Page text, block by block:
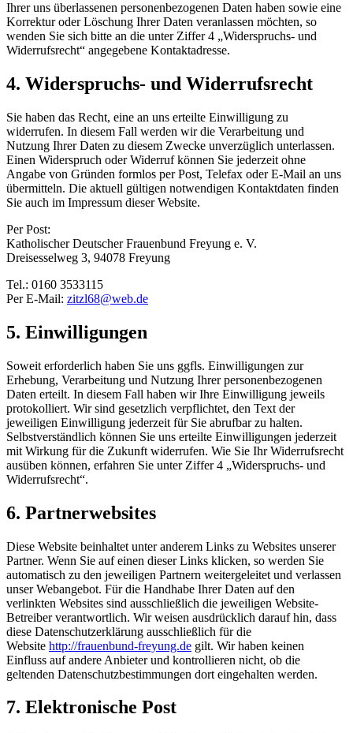
Ihrer uns überlassenen personenbezogenen Daten haben sowie eine
Korrektur oder Löschung Ihrer Daten veranlassen möchten, so
wenden Sie sich bitte an die unter Ziffer 4 „Widerspruchs- und
Widerrufsrecht“ angegebene Kontaktadresse.
4. Widerspruchs- und Widerrufsrecht
Sie haben das Recht, eine an uns erteilte Einwilligung zu
widerrufen. In diesem Fall werden wir die Verarbeitung und
Nutzung Ihrer Daten zu diesem Zwecke unverzüglich unterlassen.
Einen Widerspruch oder Widerruf können Sie jederzeit ohne
Angabe von Gründen formlos per Post, Telefax oder E-Mail an uns
übermitteln. Die aktuell gültigen notwendigen Kontaktdaten finden
Sie auch im Impressum dieser Website.
Per Post:
Katholischer Deutscher Frauenbund Freyung e. V.
Dreisesselweg 3, 94078 Freyung
Tel.: 0160 3533115
Per E-Mail: zitzl68@web.de
5. Einwilligungen
Soweit erforderlich haben Sie uns ggfls. Einwilligungen zur
Erhebung, Verarbeitung und Nutzung Ihrer personenbezogenen
Daten erteilt. In diesem Fall haben wir Ihre Einwilligung jeweils
protokolliert. Wir sind gesetzlich verpflichtet, den Text der
jeweiligen Einwilligung jederzeit für Sie abrufbar zu halten.
Selbstverständlich können Sie uns erteilte Einwilligungen jederzeit
mit Wirkung für die Zukunft widerrufen. Wie Sie Ihr Widerrufsrecht
ausüben können, erfahren Sie unter Ziffer 4 „Widerspruchs- und
Widerrufsrecht“.
6. Partnerwebsites
Diese Website beinhaltet unter anderem Links zu Websites unserer
Partner. Wenn Sie auf einen dieser Links klicken, so werden Sie
automatisch zu den jeweiligen Partnern weitergeleitet und verlassen
unser Webangebot. Für die Handhabe Ihrer Daten auf den
verlinkten Websites sind ausschließlich die jeweiligen Website-
Betreiber verantwortlich. Wir weisen ausdrücklich darauf hin, dass
diese Datenschutzerklärung ausschließlich für die
Website http://frauenbund-freyung.de gilt. Wir haben keinen
Einfluss auf andere Anbieter und kontrollieren nicht, ob die
geltenden Datenschutzbestimmungen dort eingehalten werden.
7. Elektronische Post